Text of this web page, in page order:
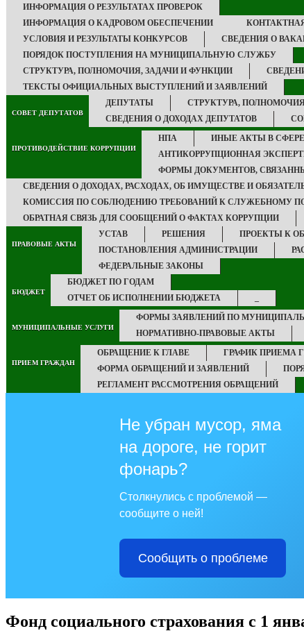
ИНФОРМАЦИЯ О РЕЗУЛЬТАТАХ ПРОВЕРОК
ИНФОРМАЦИЯ О КАДРОВОМ ОБЕСПЕЧЕНИИ
УСЛОВИЯ И РЕЗУЛЬТАТЫ КОНКУРСОВ
СВЕДЕНИЯ О
ПОРЯДОК ПОСТУПЛЕНИЯ НА МУНИЦИПАЛЬНУЮ СЛУЖБУ
СТРУКТУРА, ПОЛНОМОЧИЯ, ЗАДАЧИ И ФУНКЦИИ
ТЕКСТЫ ОФИЦИАЛЬНЫХ ВЫСТУПЛЕНИЙ И ЗАЯВЛЕНИЙ
СОВЕТ ДЕПУТАТОВ
ДЕПУТАТЫ СТРУКТУРА,
СВЕДЕНИЯ О ДОХОДАХ ДЕПУТАТОВ
ПРОТИВОДЕЙСТВИЕ КОРРУПЦИИ
НПА
ИНЫЕ АКТЫ В
АНТИКОРРУПЦИОННАЯ
ФОРМЫ ДОКУМЕНТОВ,
СВЕДЕНИЯ О ДОХОДАХ, РАСХОДАХ, ОБ ИМУЩЕСТВЕ И
КОМИССИЯ ПО СОБЛЮДЕНИЮ ТРЕБОВАНИЙ К СЛУЖЕБНОМУ
ОБРАТНАЯ СВЯЗЬ ДЛЯ СООБЩЕНИЙ О ФАКТАХ КОРРУПЦИИ
ПРАВОВЫЕ АКТЫ
УСТАВ РЕШЕНИЯ ПРОЕКТЫ К
ПОСТАНОВЛЕНИЯ АДМИНИСТРАЦИИ
ФЕДЕРАЛЬНЫЕ ЗАКОНЫ
БЮДЖЕТ
БЮДЖЕТ ПО ГОДАМ
ОТЧЕТ ОБ ИСПОЛНЕНИИ БЮДЖЕТА
МУНИЦИПАЛЬНЫЕ УСЛУГИ
ФОРМЫ ЗАЯВЛЕНИЙ ПО
НОРМАТИВНО-ПРАВОВЫЕ АКТЫ
ПРИЕМ ГРАЖДАН
ОБРАЩЕНИЕ К ГЛАВЕ ГРАФИК ПРИЕМА
ФОРМА ОБРАЩЕНИЙ И ЗАЯВЛЕНИЙ
РЕГЛАМЕНТ РАССМОТРЕНИЯ ОБРАЩЕНИЙ
Не убран мусор, яма
на дороге, не горит
фонарь?
Столкнулись с проблемой —
сообщите о ней!
Сообщить о проблеме
Фонд социального страхования с 1